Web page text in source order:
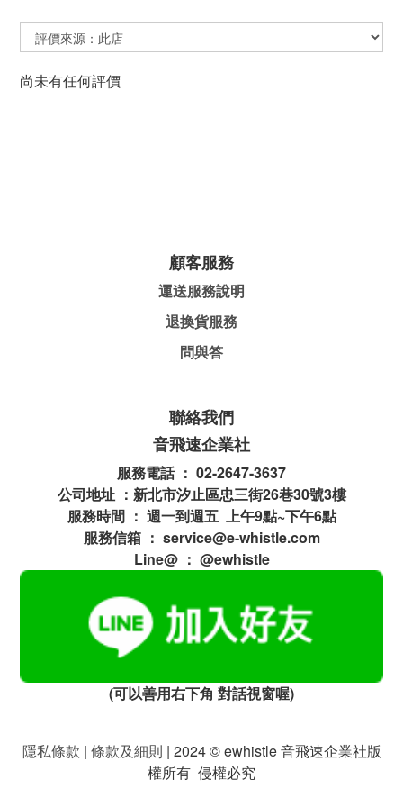
尚未有任何評價
顧客服務
運送服務說明
退換貨服務
問與答
聯絡我們
音飛速企業社
服務電話 ： 02-2647-3637
公司地址 ：新北市汐止區忠三街26巷30號3樓
服務時間 ： 週一到週五 上午9點~下午6點
服務信箱 ： service@e-whistle.com
Line@ ： @ewhistle
(可以善用右下角 對話視窗喔)
隱私條款 | 條款及細則 | 2024 © ewhistle 音飛速企業社版
權所有 侵權必究